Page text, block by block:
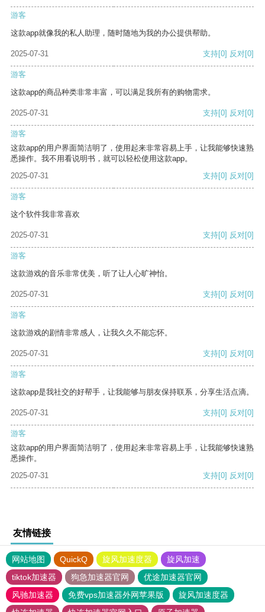
游客
这款app就像我的私人助理，随时随地为我的办公提供帮助。
2025-07-31 支持[0] 反对[0]
游客
这款app的商品种类非常丰富，可以满足我所有的购物需求。
2025-07-31 支持[0] 反对[0]
游客
这款app的用户界面简洁明了，使用起来非常容易上手，让我能够快速熟
悉操作。我不用看说明书，就可以轻松使用这款app。
2025-07-31
支持[0] 反对[0]
游客
这个软件我非常喜欢
2025-07-31 支持[0] 反对[0]
游客
这款游戏的音乐非常优美，听了让人心旷神怡。
2025-07-31 支持[0] 反对[0]
游客
这款游戏的剧情非常感人，让我久久不能忘怀。
2025-07-31 支持[0] 反对[0]
游客
这款app是我社交的好帮手，让我能够与朋友保持联系，分享生活点滴。
2025-07-31 支持[0] 反对[0]
游客
这款app的用户界面简洁明了，使用起来非常容易上手，让我能够快速熟
悉操作。
2025-07-31
支持[0] 反对[0]
友情链接
网站地图 QuickQ 旋风加速度器
旋风加速
tiktok加速器
狗急加速器官网
优途加速器官网
风驰加速器
免费vps加速器外网苹果版
旋风加速度器